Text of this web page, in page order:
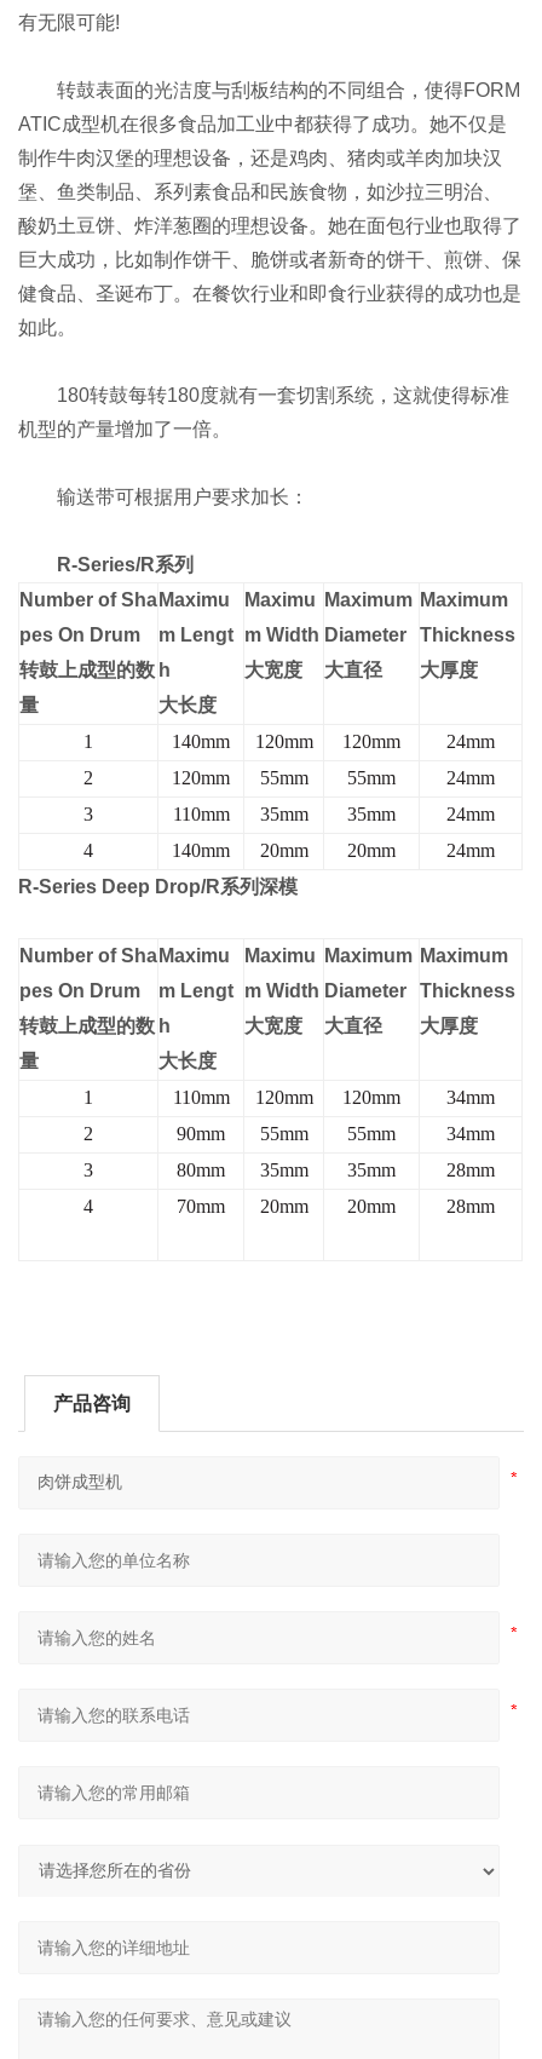
有无限可能!
转鼓表面的光洁度与刮板结构的不同组合，使得FORM
ATIC成型机在很多食品加工业中都获得了成功。她不仅是
制作牛肉汉堡的理想设备，还是鸡肉、猪肉或羊肉加块汉
堡、鱼类制品、系列素食品和民族食物，如沙拉三明治、
酸奶土豆饼、炸洋葱圈的理想设备。她在面包行业也取得了
巨大成功，比如制作饼干、脆饼或者新奇的饼干、煎饼、保
健食品、圣诞布丁。在餐饮行业和即食行业获得的成功也是
如此。
180转鼓每转180度就有一套切割系统，这就使得标准
机型的产量增加了一倍。
输送带可根据用户要求加长：
R-Series/R系列
N umber of Sha
pes On Drum
转鼓上成型的数
量
Maximu
m Lengt
h
大长度
Maximu
m Width
大宽度
Maximum
Diameter
大直径
Maximum
Thickness
大厚度
1 140mm 120mm 120mm
24mm
2
120mm 55mm 55mm
24mm
3
110mm 35mm 35mm
24mm
4
140mm 20mm 20mm
24mm
R-Series Deep Drop/R系列深模
N umber of Sha
pes On Drum
转鼓上成型的数
量
Maximu
m Lengt
h
大长度
Maximu
m Width
大宽度
Maximum
Diameter
大直径
Maximum
Thickness
大厚度
1 110mm 120mm 120mm
34mm
2
90mm 55mm 55mm
34mm
3
80mm 35mm 35mm
28mm
4
70mm 20mm 20mm 28mm
产品咨询